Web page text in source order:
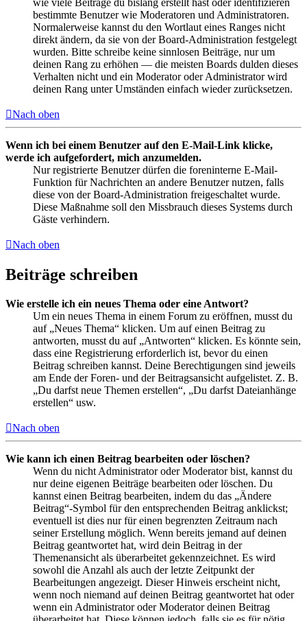
wie viele Beiträge du bislang erstellt hast oder identifizieren
bestimmte Benutzer wie Moderatoren und Administratoren.
Normalerweise kannst du den Wortlaut eines Ranges nicht
direkt ändern, da sie von der Board-Administration festgelegt
wurden. Bitte schreibe keine sinnlosen Beiträge, nur um
deinen Rang zu erhöhen — die meisten Boards dulden dieses
Verhalten nicht und ein Moderator oder Administrator wird
deinen Rang unter Umständen einfach wieder zurücksetzen.
Nach oben
Wenn ich bei einem Benutzer auf den E-Mail-Link klicke,
werde ich aufgefordert, mich anzumelden.
Nur registrierte Benutzer dürfen die foreninterne E-Mail-
Funktion für Nachrichten an andere Benutzer nutzen, falls
diese von der Board-Administration freigeschaltet wurde.
Diese Maßnahme soll den Missbrauch dieses Systems durch
Gäste verhindern.
Nach oben
Beiträge schreiben
Wie erstelle ich ein neues Thema oder eine Antwort?
Um ein neues Thema in einem Forum zu eröffnen, musst du
auf „Neues Thema“ klicken. Um auf einen Beitrag zu
antworten, musst du auf „Antworten“ klicken. Es könnte sein,
dass eine Registrierung erforderlich ist, bevor du einen
Beitrag schreiben kannst. Deine Berechtigungen sind jeweils
am Ende der Foren- und der Beitragsansicht aufgelistet. Z. B.
„Du darfst neue Themen erstellen“, „Du darfst Dateianhänge
erstellen“ usw.
Nach oben
Wie kann ich einen Beitrag bearbeiten oder löschen?
Wenn du nicht Administrator oder Moderator bist, kannst du
nur deine eigenen Beiträge bearbeiten oder löschen. Du
kannst einen Beitrag bearbeiten, indem du das „Ändere
Beitrag“-Symbol für den entsprechenden Beitrag anklickst;
eventuell ist dies nur für einen begrenzten Zeitraum nach
seiner Erstellung möglich. Wenn bereits jemand auf deinen
Beitrag geantwortet hat, wird dein Beitrag in der
Themenansicht als überarbeitet gekennzeichnet. Es wird
sowohl die Anzahl als auch der letzte Zeitpunkt der
Bearbeitungen angezeigt. Dieser Hinweis erscheint nicht,
wenn noch niemand auf deinen Beitrag geantwortet hat oder
wenn ein Administrator oder Moderator deinen Beitrag